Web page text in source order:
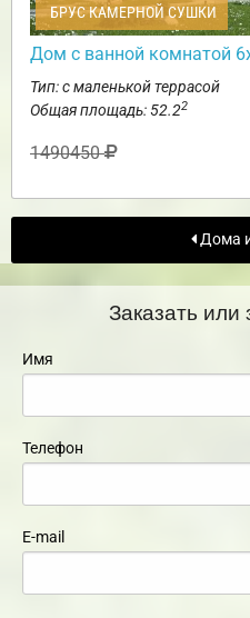
БРУС КАМЕРНОЙ СУШКИ
Дом с ванной комнатой
Тип: с маленькой террасой
Общая площадь: 52.22
1490450
Дома
Заказать или
Имя
Телефон
E-mail